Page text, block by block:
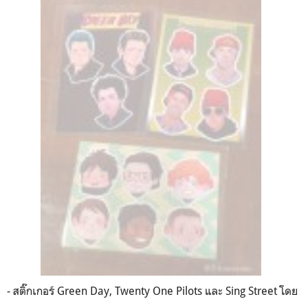
- สติ๊กเกอร์ Green Day, Twenty One Pilots และ Sing Street โดย